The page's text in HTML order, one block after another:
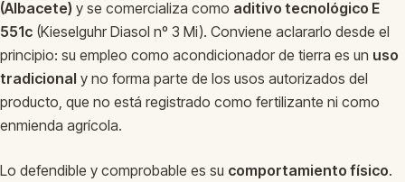
(Albacete) y se comercializa como aditivo tecnológico E
551c (Kieselguhr Diasol nº 3 Mi). Conviene aclararlo desde el
principio: su empleo como acondicionador de tierra es un uso
tradicional y no forma parte de los usos autorizados del
producto, que no está registrado como fertilizante ni como
enmienda agrícola.
Lo defendible y comprobable es su comportamiento físico.